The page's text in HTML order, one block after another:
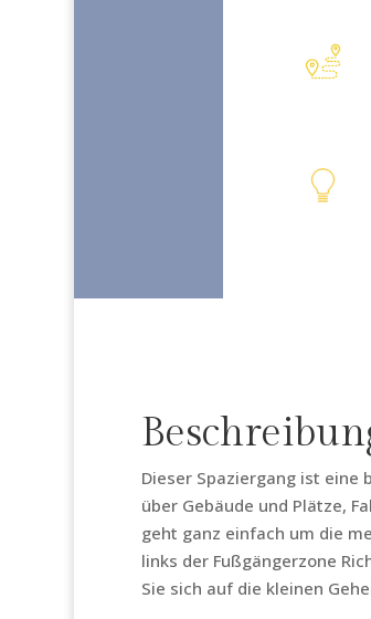
Dieser Spaziergang ist
über Gebäude und Plätze,
geht ganz einfach um die
links der Fußgängerzone
Sie sich auf die kleinen